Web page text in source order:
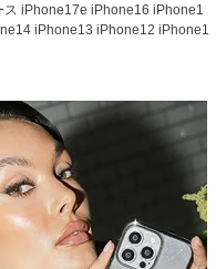
ス iPhone17e iPhone16 iPhone1
iPhone13 iPhone12 iPhone1